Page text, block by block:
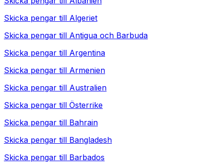
Skicka pengar till Algeriet
Skicka pengar till Antigua och Barbuda
Skicka pengar till Argentina
Skicka pengar till Armenien
Skicka pengar till Australien
Skicka pengar till Österrike
Skicka pengar till Bahrain
Skicka pengar till Bangladesh
Skicka pengar till Barbados